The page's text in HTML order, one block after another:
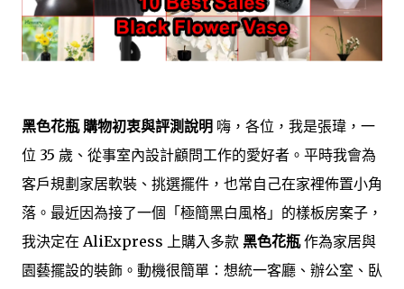
黑色花瓶 購物初衷與評測說明 嗨，各位，我是張瑋，一
位 35 歲、從事室內設計顧問工作的愛好者。平時我會為
客戶規劃家居軟裝、挑選擺件，也常自己在家裡佈置小角
落。最近因為接了一個「極簡黑白風格」的樣板房案子，
我決定在 AliExpress 上購入多款 黑色花瓶作為家居與
園藝擺設的裝飾。動機很簡單：想統一客廳、辦公室、臥